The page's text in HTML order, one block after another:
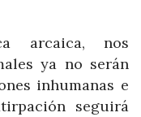
arcaica, nos
ya no serán
inhumanas e
seguirá